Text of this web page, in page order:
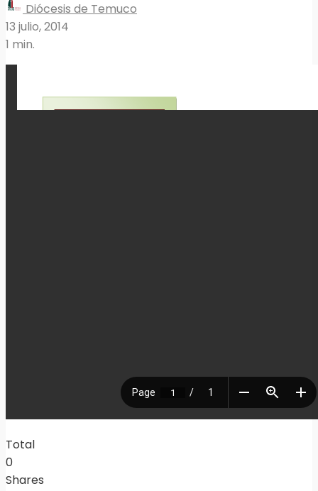
Diócesis de Temuco
13 julio, 2014
1 min.
Total
0
Shares